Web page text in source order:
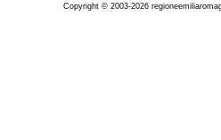
Copyright © 2003-2026